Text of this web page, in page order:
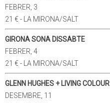
FEBRER, 3
21 € - LA MIRONA/SALT
GIRONA SONA DISSABTE
FEBRER, 4
21 € - LA MIRONA/SALT
GLENN HUGHES + LIVING COLOUR
DESEMBRE, 11